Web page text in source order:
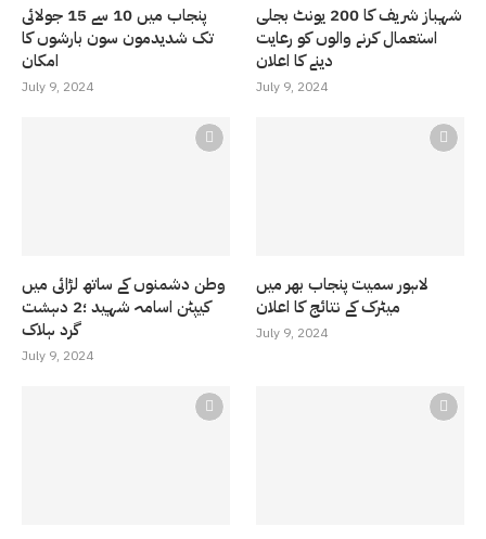
پنجاب میں 10 سے 15 جولائی
تک شدیدمون سون بارشوں کا
امکان
July 9, 2024
شہباز شریف کا 200 یونٹ بجلی
استعمال کرنے والوں کو رعایت
دینے کا اعلان
July 9, 2024
وطن دشمنوں کے ساتھ لڑائی میں
کیپٹن اسامہ شہید ؛2 دہشت
گرد ہلاک
July 9, 2024
لاہور سمیت پنجاب بھر میں
میٹرک کے نتائج کا اعلان
July 9, 2024